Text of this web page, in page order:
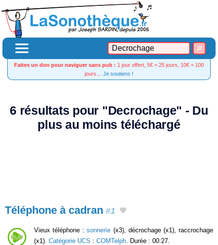
Faites un don pour naviguer sans pub : 1 jour offert, 5€ = 25 jours, 10€ = 100
jours… Je soutiens !
6 résultats pour "Decrochage" - Du
plus au moins téléchargé
Téléphone à cadran #1
Vieux téléphone :sonnerie (x3), décrochage (x1), raccrochage
(x1). Catégorie UCS : COMTelph . Durée : 00:27.